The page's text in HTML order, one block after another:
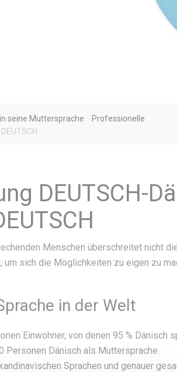
seine Muttersprache
Professionelle
DEUTSCH-
Menschen überschreitet nicht
sich die Möglichkeiten zu eigen zu
in der Welt
Einwohner, von denen 95 % Dänisch
Personen Dänisch als Muttersprache.
Sprachen und genauer